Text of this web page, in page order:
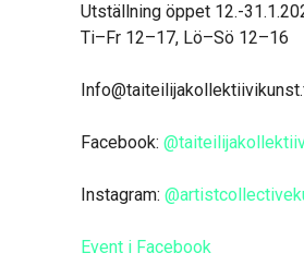
Utställning öppet 12.-
Ti–Fr 12–17, Lö–Sö 12–16
Facebook:
Instagram:
Event i Facebook